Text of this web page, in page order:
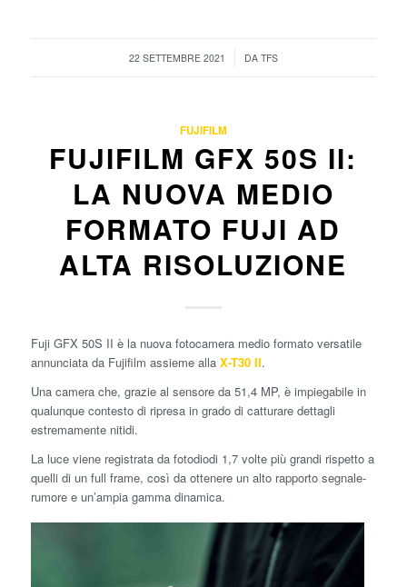
22 SETTEMBRE 2021
/ DA TFS
FUJIFILM
FUJIFILM GFX 50S II:
LA NUOVA MEDIO
FORMATO FUJI AD
ALTA RISOLUZIONE
Fuji GFX 50S II è la nuova fotocamera medio formato versatile
annunciata da Fujifilm assieme alla X-T30 II.
Una camera che, grazie al sensore da 51,4 MP, è impiegabile in
qualunque contesto di ripresa in grado di catturare dettagli
estremamente nitidi.
La luce viene registrata da fotodiodi 1,7 volte più grandi rispetto a
quelli di un full frame, così da ottenere un alto rapporto segnale-
rumore e un’ampia gamma dinamica.